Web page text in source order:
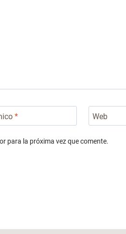
* Web
para la próxima vez que comente.